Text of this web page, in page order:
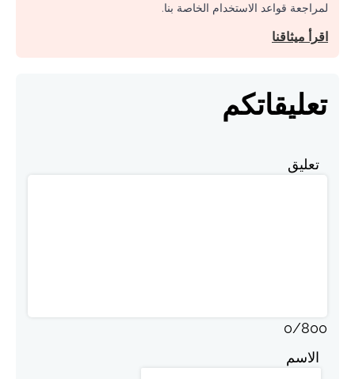
لمراجعة قواعد الاستخدام الخاصة بنا.
اقرأ ميثاقنا
تعليقاتكم
تعليق
0/800
الاسم